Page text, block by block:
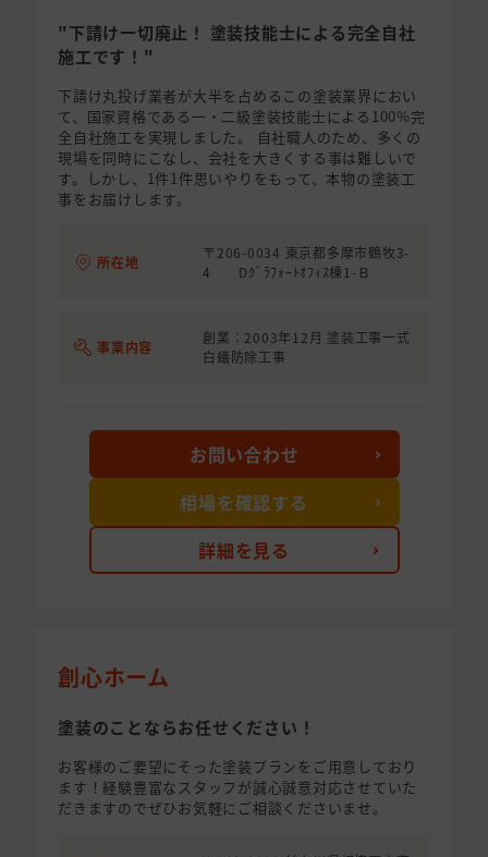
"下請け一切廃止！ 塗装技能士による完全自社
施工です！"
下請け丸投げ業者が大半を占めるこの塗装業界におい
て、国家資格である一・二級塗装技能士による100%完
全自社施工を実現しました。 自社職人のため、多くの
現場を同時にこなし、会社を大きくする事は難しいで
す。しかし、1件1件思いやりをもって、本物の塗装工
事をお届けします。
所在地
〒206-0034 東京都多摩市鶴牧3-
4 Dｸﾞﾗﾌｫｰﾄｵﾌｨｽ棟1-Ｂ
事業内容
創業：2003年12月 塗装工事一式
白蟻防除工事
詳細を見る
お問い合わせ
相場を確認する
創心ホーム
塗装のことならお任せください！
お客様のご要望にそった塗装プランをご用意しており
ます！経験豊富なスタッフが誠心誠意対応させていた
だきますのでぜひお気軽にご相談くださいませ。